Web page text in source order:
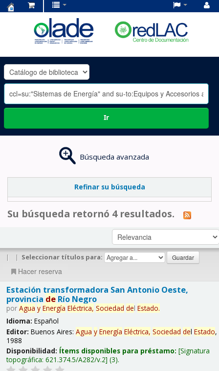
OLADE
-
Ir
Búsqueda avanzada
Refinar su búsqueda
Su búsqueda retornó 4 resultados.
| | Seleccionar títulos para:
Hacer reserva
Estación transformadora San Antonio Oeste,
provincia deRío Negro
por Agua y Energía Eléctrica, Sociedad del Estado.
Idioma: Español
Editor: Buenos Aires: Agua y Energía Eléctrica, Sociedad del Estado,
1988
Disponibilidad: Ítems disponibles para préstamo: Signatura
topográfica: 621.374.5/A282/v.2 (3).